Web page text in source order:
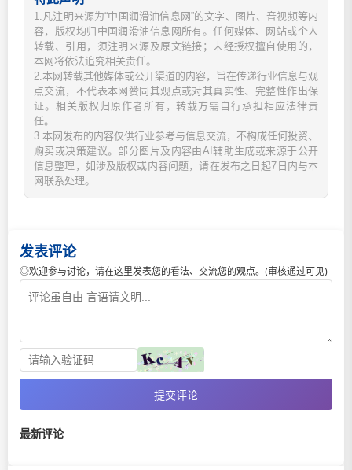
1.凡注明来源为“中国润滑油信息网”的文字、图片、音视频等内
容，版权均归中国润滑油信息网所有。任何媒体、网站或个人
转载、引用，须注明来源及原文链接；未经授权擅自使用的，
本网将依法追究相关责任。
2.本网转载其他媒体或公开渠道的内容，旨在传递行业信息与观
点交流，不代表本网赞同其观点或对其真实性、完整性作出保
证。相关版权归原作者所有，转载方需自行承担相应法律责
任。
3.本网发布的内容仅供行业参考与信息交流，不构成任何投资、
购买或决策建议。部分图片及内容由AI辅助生成或来源于公开
信息整理，如涉及版权或内容问题，请在发布之日起7日内与本
网联系处理。
发表评论
◎欢迎参与讨论，请在这里发表您的看法、交流您的观点。(审核通过可见)
提交评论
最新评论